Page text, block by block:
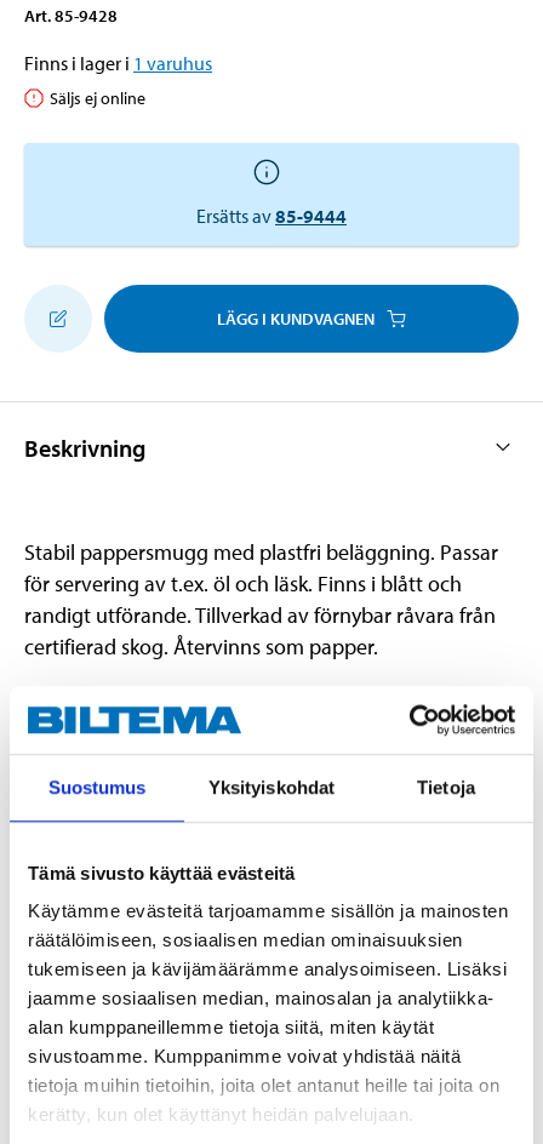
Suostumus Yksityiskohdat Tietoja
Tämä sivusto käyttää evästeitä
Käytämme evästeitä tarjoamamme sisällön ja mainosten
räätälöimiseen, sosiaalisen median ominaisuuksien
tukemiseen ja kävijämäärämme analysoimiseen. Lisäksi
jaamme sosiaalisen median, mainosalan ja analytiikka-
alan kumppaneillemme tietoja siitä, miten käytät
sivustoamme. Kumppanimme voivat yhdistää näitä
tietoja muihin tietoihin, joita olet antanut heille tai joita on
kerätty, kun olet käyttänyt heidän palvelujaan.
Art.85-9428
Finns i lager i 1 varuhus
Säljs ej online
Ersätts av85-9444
LÄGG I KUNDVAGNEN
Beskrivning
Stabil pappersmugg med plastfri beläggning. Passar
för servering av t.ex. öl och läsk. Finns i blått och
randigt utförande. Tillverkad av förnybar råvara från
certifierad skog. Återvinns som papper.
Notera att vid köp via ”Köp och hämta” går det inte att
välja specifik färg på denna artikel.
Volym
50 cl
Diameter
9 cm
13,5 cm
Material
Papper